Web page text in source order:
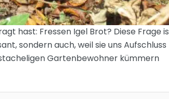
hast: Fressen Igel Brot? Diese Frage
sondern auch, weil sie uns Aufschluss
Gartenbewohner kümmern